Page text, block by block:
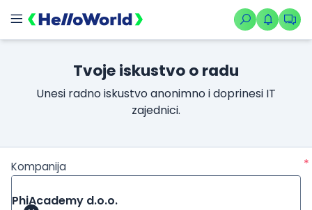
Tvoje iskustvo o radu
Unesi radno iskustvo anonimno i doprinesi IT
zajednici.
Kompanija *
PhiAcademy d.o.o.
/kompanije/iskustvo/